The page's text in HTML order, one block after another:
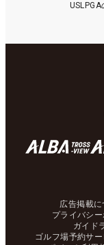
広告掲載に
プライバシ
ガイド
ゴルフ場予約サ